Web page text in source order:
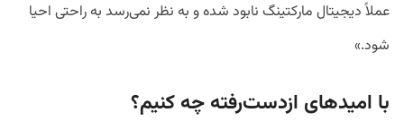
عملاً دیجیتال مارکتینگ نابود شده و به نظر نمی‌رسد به راحتی احیا
شود.»
با امیدهای ازدست‌رفته چه کنیم؟